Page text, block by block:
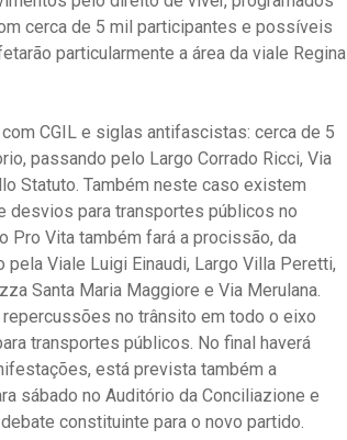
cerca de 5 mil participantes e possíveis
particularmente a área da viale Regina
CGIL e siglas antifascistas: cerca de 5
passando pelo Largo Corrado Ricci, Via
Statuto. Também neste caso existem
desvios para transportes públicos no
Pro Vita também fará a procissão, da
Viale Luigi Einaudi, Largo Villa Peretti,
Santa Maria Maggiore e Via Merulana.
no trânsito em todo o eixo
transportes públicos. No final haverá
está prevista também a
sábado no Auditório da Conciliazione e
constituinte para o novo partido.